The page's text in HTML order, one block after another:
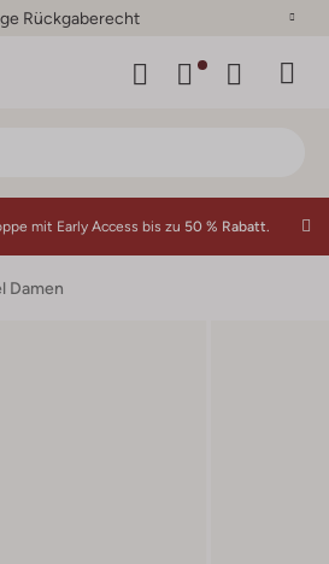
Rückgaberecht
mit Early Access bis zu 50 % Rabatt.
Damen